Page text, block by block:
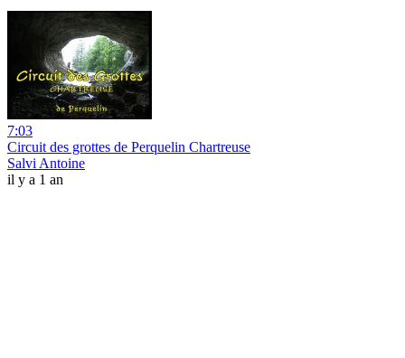
7:03
Circuit des grottes de Perquelin Chartreuse
Salvi Antoine
il y a 1 an